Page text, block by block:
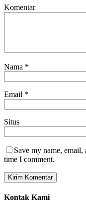
Komentar
Nama *
Email *
Situs
Save my name,
time I comment.
Kontak Kami